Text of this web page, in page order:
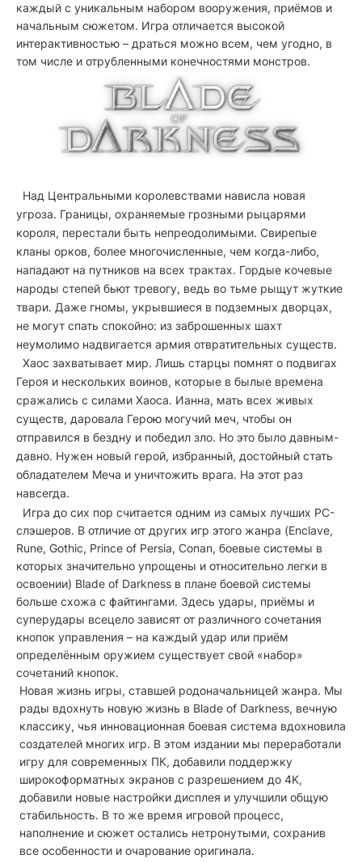
каждый с уникальным набором вооружения, приёмов и
начальным сюжетом. Игра отличается высокой
интерактивностью – драться можно всем, чем угодно, в
том числе и отрубленными конечностями монстров.
Над Центральными королевствами нависла новая
угроза. Границы, охраняемые грозными рыцарями
короля, перестали быть непреодолимыми. Свирепые
кланы орков, более многочисленные, чем когда-либо,
нападают на путников на всех трактах. Гордые кочевые
народы степей бьют тревогу, ведь во тьме рыщут жуткие
твари. Даже гномы, укрывшиеся в подземных дворцах,
не могут спать спокойно: из заброшенных шахт
неумолимо надвигается армия отвратительных существ.
Хаос захватывает мир. Лишь старцы помнят о подвигах
Героя и нескольких воинов, которые в былые времена
сражались с силами Хаоса. Ианна, мать всех живых
существ, даровала Герою могучий меч, чтобы он
отправился в бездну и победил зло. Но это было давным-
давно. Нужен новый герой, избранный, достойный стать
обладателем Меча и уничтожить врага. На этот раз
навсегда.
Игра до сих пор считается одним из самых лучших PC-
слэшеров. В отличие от других игр этого жанра (Enclave,
Rune, Gothic, Prince of Persia, Conan, боевые системы в
которых значительно упрощены и относительно легки в
освоении) Blade of Darkness в плане боевой системы
больше схожа c файтингами. Здесь удары, приёмы и
суперудары всецело зависят от различного сочетания
кнопок управления – на каждый удар или приём
определённым оружием существует свой «набор»
сочетаний кнопок.
Новая жизнь игры, ставшей родоначальницей жанра. Мы
рады вдохнуть новую жизнь в Blade of Darkness, вечную
классику, чья инновационная боевая система вдохновила
создателей многих игр. В этом издании мы переработали
игру для современных ПК, добавили поддержку
широкоформатных экранов с разрешением до 4K,
добавили новые настройки дисплея и улучшили общую
стабильность. В то же время игровой процесс,
наполнение и сюжет остались нетронутыми, сохранив
все особенности и очарование оригинала.